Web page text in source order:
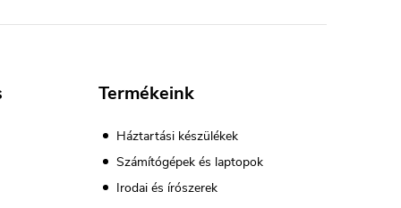
Termékeink
Háztartási készülékek
Számítógépek és laptopok
Irodai és írószerek